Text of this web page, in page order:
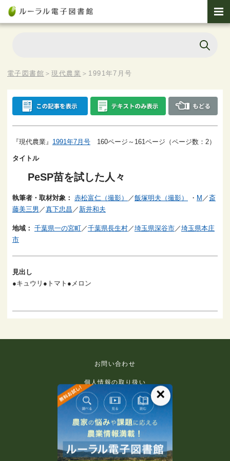
電子図書館 ＞現代農業 ＞ 1991年7月号
『現代農業』 1991年7月号 160ページ～161ページ（ページ数：2）
タイトル
PeSP苗を試した人々
執筆者・取材対象： 赤松富仁（撮影） ／飯塚明夫（撮影） ・ M ／斎
藤美三男 ／真下忠昌 ／ 新井和夫
地域： 千葉県一の宮町 ／千葉県長生村 ／埼玉県深谷市 ／埼玉県本庄
市
見出し
●キュウリ●トマト●メロン
お問い合わせ
個人情報の取り扱い
免責事項
利用規約
推奨環境
著作権等について
×